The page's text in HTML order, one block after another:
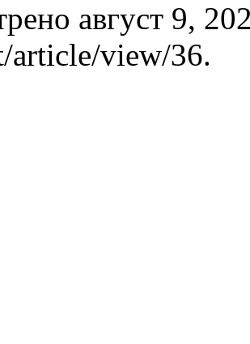
август 9,
article/view/36.